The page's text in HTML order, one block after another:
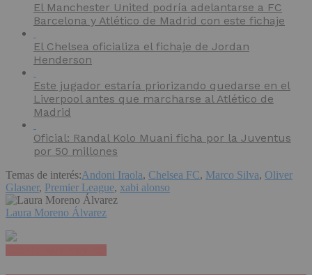
El Manchester United podría adelantarse a FC
Barcelona y Atlético de Madrid con este fichaje
El Chelsea oficializa el fichaje de Jordan
Henderson
Este jugador estaría priorizando quedarse en el
Liverpool antes que marcharse al Atlético de
Madrid
Oficial: Randal Kolo Muani ficha por la Juventus
por 50 millones
Temas de interés:Andoni Iraola, Chelsea FC, Marco Silva, Oliver
Glasner, Premier League, xabi alonso
Laura Moreno Álvarez